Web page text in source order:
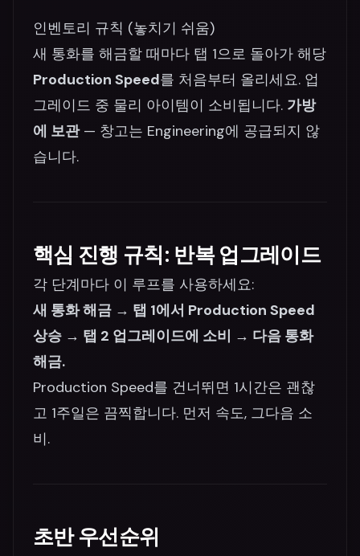
인벤토리 규칙 (놓치기 쉬움)
새 통화를 해금할 때마다 탭 1으로 돌아가 해당
Production Speed를 처음부터 올리세요. 업
그레이드 중 물리 아이템이 소비됩니다. 가방
에 보관— 창고는 Engineering에 공급되지 않
습니다.
핵심 진행 규칙: 반복 업그레이드
각 단계마다 이 루프를 사용하세요:
새 통화 해금 → 탭 1에서 Production Speed
상승 → 탭 2 업그레이드에 소비 → 다음 통화
해금.
Production Speed를 건너뛰면 1시간은 괜찮
고 1주일은 끔찍합니다. 먼저 속도, 그다음 소
비.
초반 우선순위